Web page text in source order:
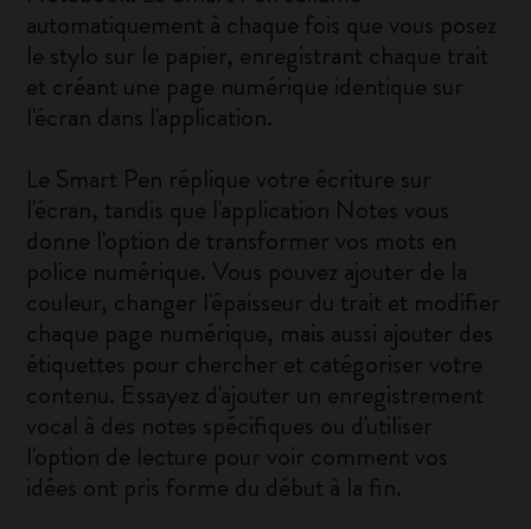
automatiquement à chaque fois que vous posez
le stylo sur le papier, enregistrant chaque trait
et créant une page numérique identique sur
l'écran dans l'application.
Le Smart Pen réplique votre écriture sur
l'écran, tandis que l'application Notes vous
donne l'option de transformer vos mots en
police numérique. Vous pouvez ajouter de la
couleur, changer l'épaisseur du trait et modifier
chaque page numérique, mais aussi ajouter des
étiquettes pour chercher et catégoriser votre
contenu. Essayez d'ajouter un enregistrement
vocal à des notes spécifiques ou d'utiliser
l'option de lecture pour voir comment vos
idées ont pris forme du début à la fin.